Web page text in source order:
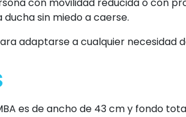
con movilidad reducida o con
ducha sin miedo a caerse.
adaptarse a cualquier necesidad
es de ancho de 43 cm y fondo